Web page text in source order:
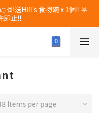
罐！立即點擊火速搶購
即送Hill's 食物碗 x 1個!! 𖤐
即止!!
罐！立即點擊火速搶購
Items per page